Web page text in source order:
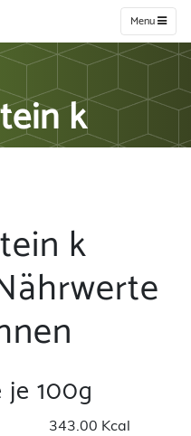
Menu
k
k
100g
343.00 Kcal